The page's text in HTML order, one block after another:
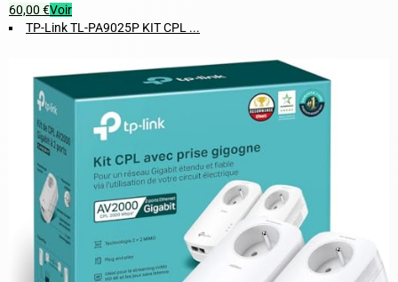
60,00 €Voir
TP-Link TL-PA9025P KIT CPL ...